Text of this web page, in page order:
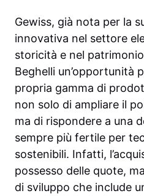
Gewiss, già nota per la
innovativa nel settore
storicità e nel
Beghelli un’opportunità
propria gamma di
non solo di ampliare il
ma di rispondere a una
sempre più fertile per
sostenibili. Infatti,
possesso delle quote,
di sviluppo che include